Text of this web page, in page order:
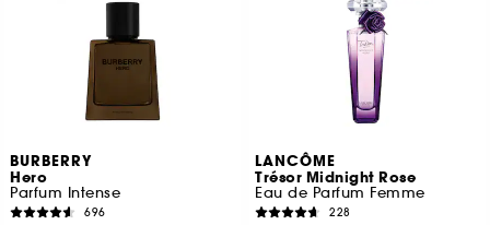
BURBERRY
Hero
Parfum Intense
696
LANCÔME
Trésor Midnight Rose
Eau de Parfum Femme
228